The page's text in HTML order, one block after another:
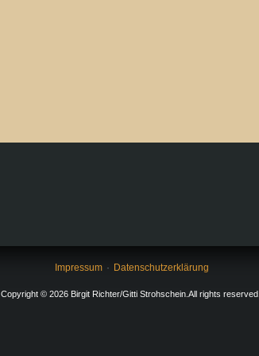
Impressum Datenschutzerklärung
Copyright © 2026 Birgit Richter/Gitti Strohschein.All rights reserved.